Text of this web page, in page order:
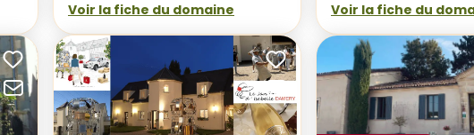
Voir la fiche du domaine Voir la fiche du
Ajouter aux favoris
Envoyer par mail
Ajouter aux
Envoyer par mail